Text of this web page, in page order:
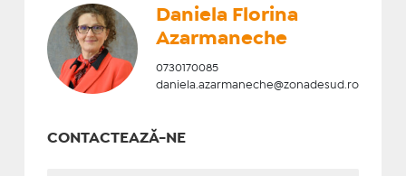
Daniela Florina
Azarmaneche
0730170085
daniela.azarmaneche@zonadesud.ro
CONTACTEAZĂ-NE